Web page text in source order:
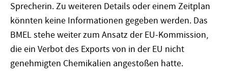
Sprecherin. Zu weiteren Details oder einem Zeitplan
könnten keine Informationen gegeben werden. Das
BMEL stehe weiter zum Ansatz der EU-Kommission,
die ein Verbot des Exports von in der EU nicht
genehmigten Chemikalien angestoßen hatte.